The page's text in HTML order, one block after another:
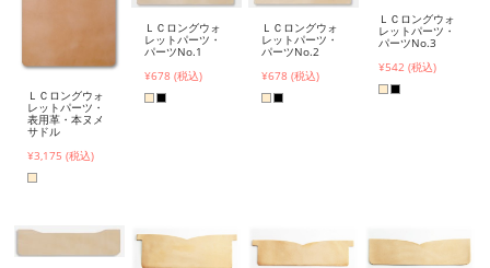
ＬＣロングウォ
レットパーツ・
表用革・本ヌメ
サドル
¥3,175 (税込)
ＬＣロングウォ
レットパーツ・
パーツNo.1
¥678 (税込)
ＬＣロングウォ
レットパーツ・
パーツNo.2
¥678 (税込)
ＬＣロングウォ
レットパーツ・
パーツNo.3
¥542 (税込)